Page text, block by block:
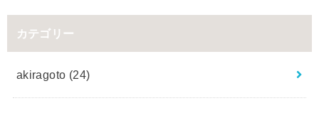
カテゴリー
akiragoto (24)